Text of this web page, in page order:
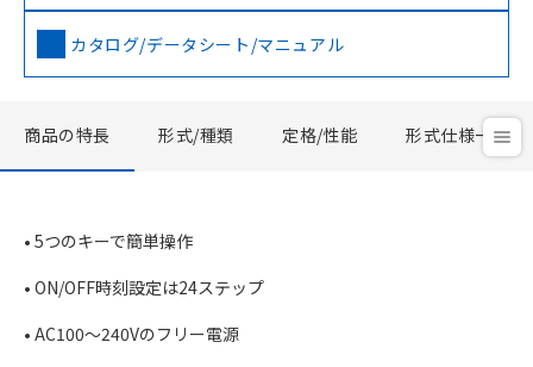
カタログ/データシート/マニュアル
商品の特長 形式/種類 定格/性能 形式仕様一覧
• 5つのキーで簡単操作
• ON/OFF時刻設定は24ステップ
• AC100～240Vのフリー電源